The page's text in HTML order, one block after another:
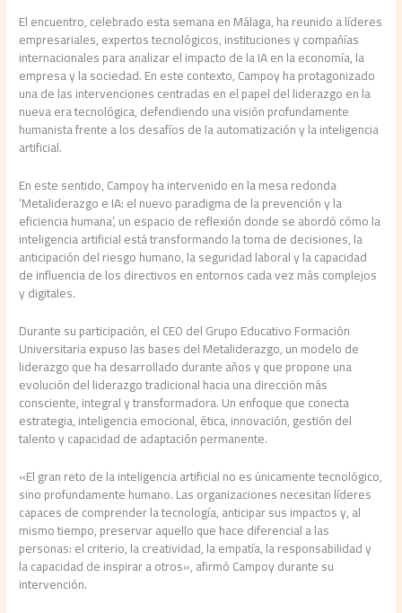
El encuentro, celebrado esta semana en Málaga, ha reunido a líderes
empresariales, expertos tecnológicos, instituciones y compañías
internacionales para analizar el impacto de la IA en la economía, la
empresa y la sociedad. En este contexto, Campoy ha protagonizado
una de las intervenciones centradas en el papel del liderazgo en la
nueva era tecnológica, defendiendo una visión profundamente
humanista frente a los desafíos de la automatización y la inteligencia
artificial.
En este sentido, Campoy ha intervenido en la mesa redonda
‘Metaliderazgo e IA: el nuevo paradigma de la prevención y la
eficiencia humana’, un espacio de reflexión donde se abordó cómo la
inteligencia artificial está transformando la toma de decisiones, la
anticipación del riesgo humano, la seguridad laboral y la capacidad
de influencia de los directivos en entornos cada vez más complejos
y digitales.
Durante su participación, el CEO del Grupo Educativo Formación
Universitaria expuso las bases del Metaliderazgo, un modelo de
liderazgo que ha desarrollado durante años y que propone una
evolución del liderazgo tradicional hacia una dirección más
consciente, integral y transformadora. Un enfoque que conecta
estrategia, inteligencia emocional, ética, innovación, gestión del
talento y capacidad de adaptación permanente.
«El gran reto de la inteligencia artificial no es únicamente tecnológico,
sino profundamente humano. Las organizaciones necesitan líderes
capaces de comprender la tecnología, anticipar sus impactos y, al
mismo tiempo, preservar aquello que hace diferencial a las
personas: el criterio, la creatividad, la empatía, la responsabilidad y
la capacidad de inspirar a otros», afirmó Campoy durante su
intervención.